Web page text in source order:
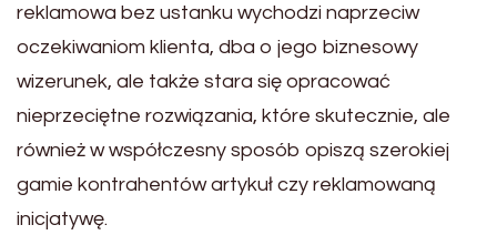
reklamowa bez ustanku wychodzi naprzeciw
oczekiwaniom klienta, dba o jego biznesowy
wizerunek, ale także stara się opracować
nieprzeciętne rozwiązania, które skutecznie, ale
również w współczesny sposób opiszą szerokiej
gamie kontrahentów artykuł czy reklamowaną
inicjatywę.